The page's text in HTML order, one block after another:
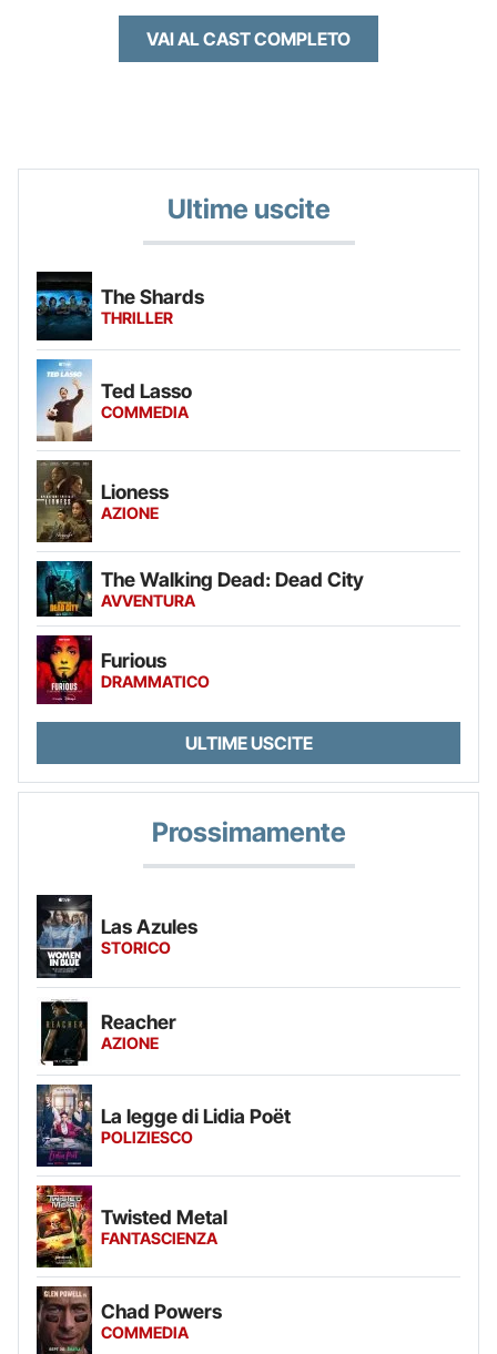
VAI AL CAST COMPLETO
Ultime uscite
The Shards
THRILLER
Ted Lasso
COMMEDIA
Lioness
AZIONE
The Walking Dead: Dead City
AVVENTURA
Furious
DRAMMATICO
ULTIME USCITE
Prossimamente
Las Azules
STORICO
Reacher
AZIONE
La legge di Lidia Poët
POLIZIESCO
Twisted Metal
FANTASCIENZA
Chad Powers
COMMEDIA